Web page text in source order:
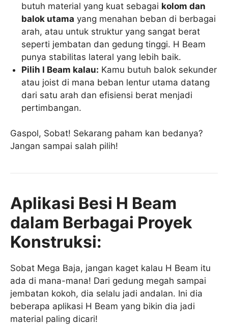
butuh material yang kuat sebagai kolom dan
balok utama yang menahan beban di berbagai
arah, atau untuk struktur yang sangat berat
seperti jembatan dan gedung tinggi. H Beam
punya stabilitas lateral yang lebih baik.
Pilih I Beam kalau: Kamu butuh balok sekunder
atau joist di mana beban lentur utama datang
dari satu arah dan efisiensi berat menjadi
pertimbangan.
Gaspol, Sobat! Sekarang paham kan bedanya?
Jangan sampai salah pilih!
Aplikasi Besi H Beam
dalam Berbagai Proyek
Konstruksi:
Sobat Mega Baja, jangan kaget kalau H Beam itu
ada di mana-mana! Dari gedung megah sampai
jembatan kokoh, dia selalu jadi andalan. Ini dia
beberapa aplikasi H Beam yang bikin dia jadi
material paling dicari!